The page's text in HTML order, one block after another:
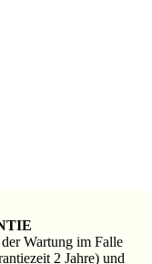
Wartung im Falle
2 Jahre) und